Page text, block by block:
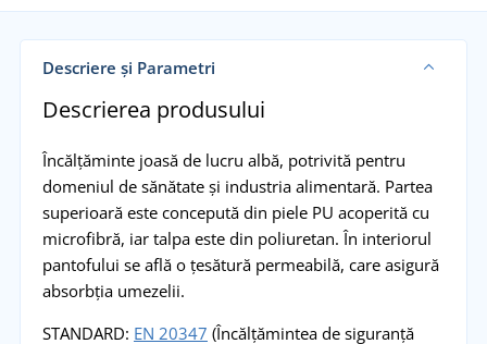
Descriere și Parametri
Descrierea produsului
Încălțăminte joasă de lucru albă, potrivită pentru
domeniul de sănătate și industria alimentară. Partea
superioară este concepută din piele PU acoperită cu
microfibră, iar talpa este din poliuretan. În interiorul
pantofului se află o țesătură permeabilă, care asigură
absorbția umezelii.
STANDARD: EN 20347 (Încălțămintea de siguranță